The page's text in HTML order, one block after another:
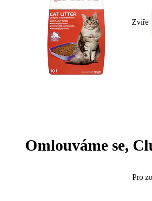
Zvíře
Omlouváme se,
Pro